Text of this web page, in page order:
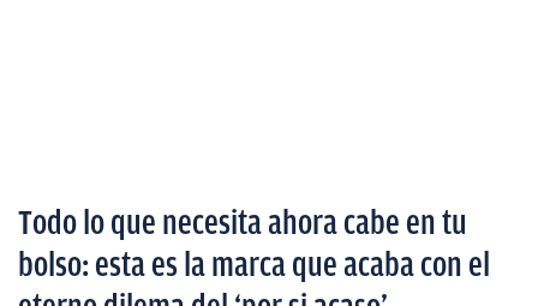
Todo lo que necesita ahora cabe en tu
bolso: esta es la marca que acaba con el